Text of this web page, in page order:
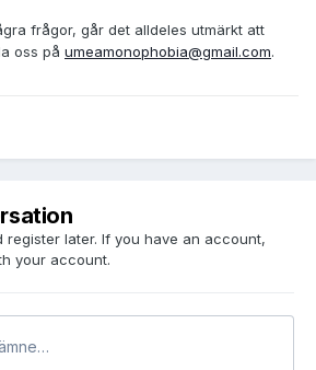
frågor, går det alldeles utmärkt att
oss på umeamonophobia@gmail.com.
register later. If you have an account,
your account.